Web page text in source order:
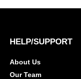
HELP/SUPPORT
About Us
Our Team